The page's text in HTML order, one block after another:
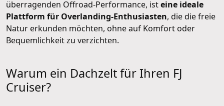
überragenden Offroad-Performance, isteine ideale
Plattform für Overlanding-Enthusiasten, die die freie
Natur erkunden möchten, ohne auf Komfort oder
Bequemlichkeit zu verzichten.
Warum ein Dachzelt für Ihren FJ
Cruiser?